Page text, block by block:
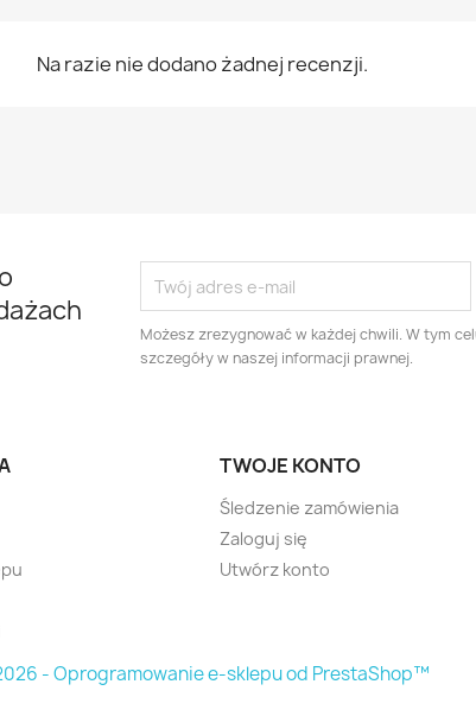
Na razie nie dodano żadnej recenzji.
Możesz zrezygnować w każdej chwili. W tym
szczegóły w naszej informacji prawnej.
TWOJE KONTO
Śledzenie zamówienia
Zaloguj się
Utwórz konto
- Oprogramowanie e-sklepu od PrestaShop™